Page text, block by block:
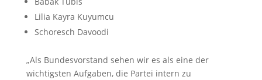
Lilia Kayra Kuyumcu
Schoresch Davoodi
„Als Bundesvorstand sehen wir es als eine der
wichtigsten Aufgaben, die Partei intern zu